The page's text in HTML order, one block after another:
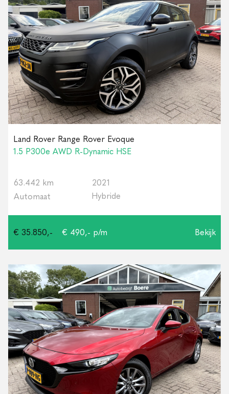
Land Rover Range Rover Evoque
1.5 P300e AWD R-Dynamic HSE
63.442 km
2021
Automaat
Hybride
€ 35.850,- € 490,- p/m Bekijk